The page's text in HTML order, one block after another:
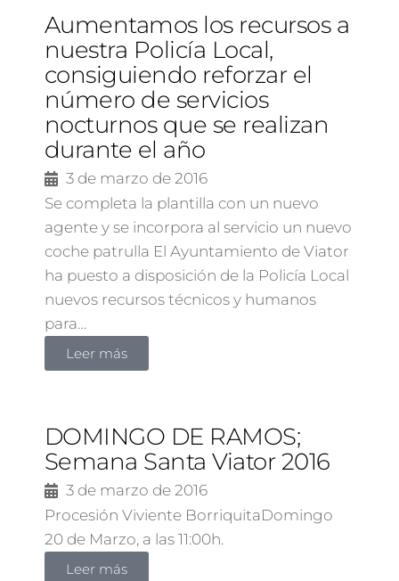
Aumentamos los recursos a
nuestra Policía Local,
consiguiendo reforzar el
número de servicios
nocturnos que se realizan
durante el año
3 de marzo de 2016
Se completa la plantilla con un nuevo
agente y se incorpora al servicio un nuevo
coche patrulla El Ayuntamiento de Viator
ha puesto a disposición de la Policía Local
nuevos recursos técnicos y humanos
para…
Leer más
DOMINGO DE RAMOS;
Semana Santa Viator 2016
3 de marzo de 2016
Procesión Viviente BorriquitaDomingo
20 de Marzo, a las 11:00h.
Leer más